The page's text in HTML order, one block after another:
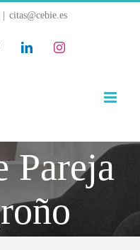
citas@cebie.es
Tiktok LinkedInInstagram
Pareja